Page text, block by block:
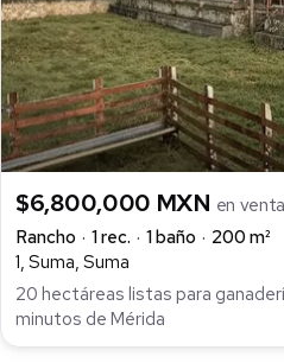
$6,800,000 MXN en venta
Rancho
1 rec. 1 baño
200 m²
1, Suma, Suma
20 hectáreas listas para
minutos de Mérida